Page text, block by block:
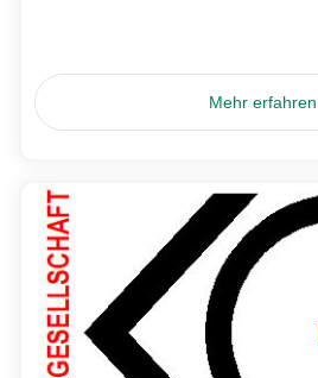
Mehr erfahren